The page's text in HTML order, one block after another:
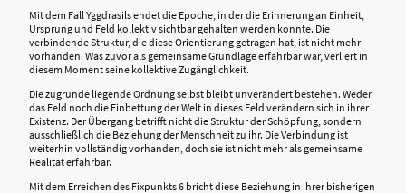
Mit dem Fall Yggdrasils endet die Epoche, in der die Erinnerung an Einheit,
Ursprung und Feld kollektiv sichtbar gehalten werden konnte. Die
verbindende Struktur, die diese Orientierung getragen hat, ist nicht mehr
vorhanden. Was zuvor als gemeinsame Grundlage erfahrbar war, verliert in
diesem Moment seine kollektive Zugänglichkeit.
Die zugrunde liegende Ordnung selbst bleibt unverändert bestehen. Weder
das Feld noch die Einbettung der Welt in dieses Feld verändern sich in ihrer
Existenz. Der Übergang betrifft nicht die Struktur der Schöpfung, sondern
ausschließlich die Beziehung der Menschheit zu ihr. Die Verbindung ist
weiterhin vollständig vorhanden, doch sie ist nicht mehr als gemeinsame
Realität erfahrbar.
Mit dem Erreichen des Fixpunkts 6 bricht diese Beziehung in ihrer bisherigen